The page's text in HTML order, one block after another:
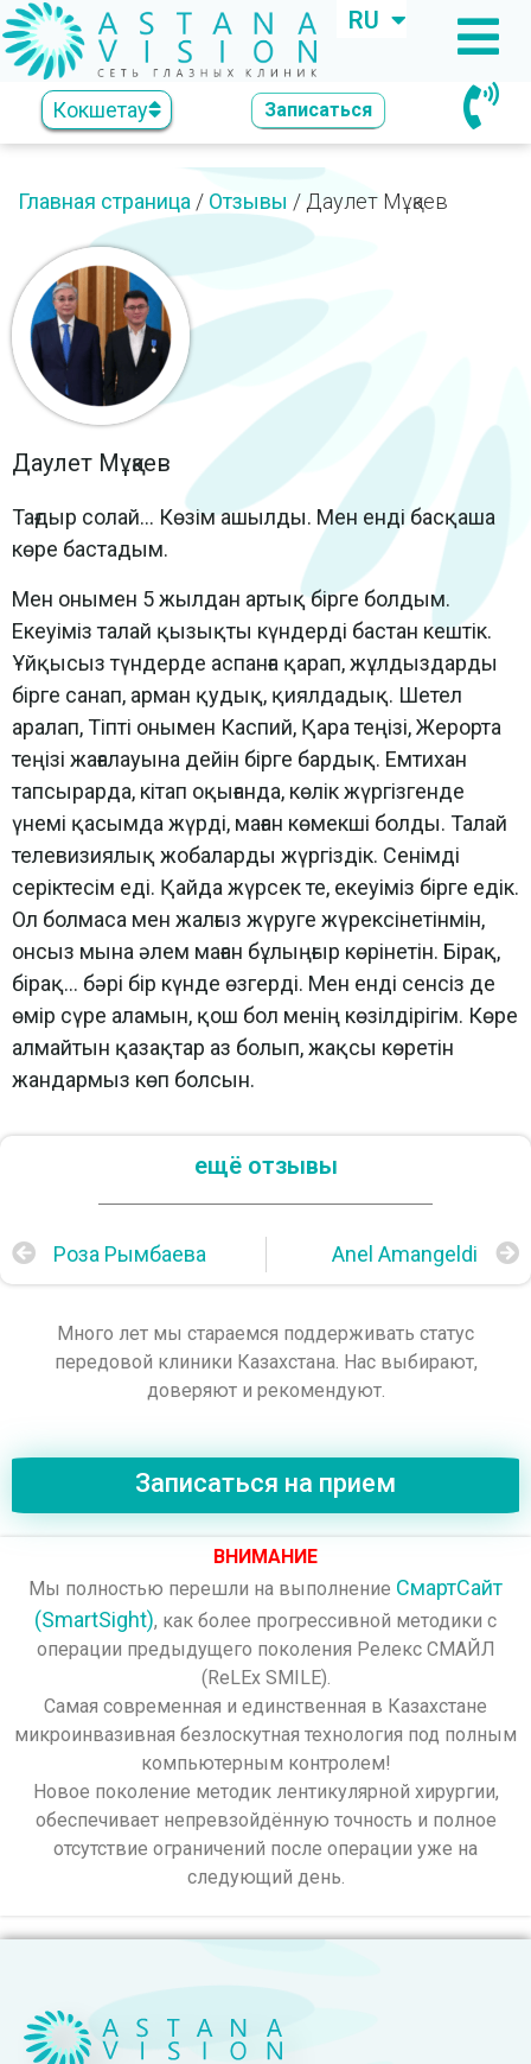
RU
KZ
Кокшетау Записаться
Главная страница / Отзывы / Даулет Мұқаев
Даулет Мұқаев
Тағдыр солай… Көзім ашылды. Мен енді басқаша
көре бастадым.
Мен онымен 5 жылдан артық бірге болдым.
Екеуіміз талай қызықты күндерді бастан кештік.
Ұйқысыз түндерде аспанға қарап, жұлдыздарды
бірге санап, арман қудық, қиялдадық. Шетел
аралап, Тіпті онымен Каспий, Қара теңізі, Жерорта
теңізі жағалауына дейін бірге бардық. Емтихан
тапсырарда, кітап оқығанда, көлік жүргізгенде
үнемі қасымда жүрді, маған көмекші болды. Талай
телевизиялық жобаларды жүргіздік. Сенімді
серіктесім еді. Қайда жүрсек те, екеуіміз бірге едік.
Ол болмаса мен жалғыз жүруге жүрексінетінмін,
онсыз мына әлем маған бұлыңғыр көрінетін. Бірақ,
бірақ… бәрі бір күнде өзгерді. Мен енді сенсіз де
өмір сүре аламын, қош бол менің көзілдірігім. Көре
алмайтын қазақтар аз болып, жақсы көретін
жандармыз көп болсын.
ещё отзывы
Роза Рымбаева Anel Amangeldi
Много лет мы стараемся поддерживать статус
передовой клиники Казахстана. Нас выбирают,
доверяют и рекомендуют.
Записаться на прием
ВНИМАНИЕ
Мы полностью перешли на выполнение СмартСайт
(SmartSight), как более прогрессивной методики с
операции предыдущего поколения Релекс СМАЙЛ
(ReLEx SMILE).
Самая современная и единственная в Казахстане
микроинвазивная безлоскутная технология под полным
компьютерным контролем!
Новое поколение методик лентикулярной хирургии,
обеспечивает непревзойдённую точность и полное
отсутствие ограничений после операции уже на
следующий день.